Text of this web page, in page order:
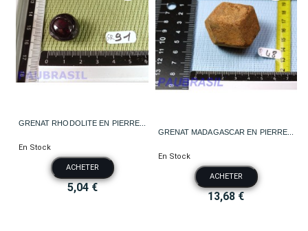
GRENAT RHODOLITE EN PIERRE...
En Stock
ACHETER
5,04 €
GRENAT MADAGASCAR EN PIERRE...
En Stock
ACHETER
13,68 €